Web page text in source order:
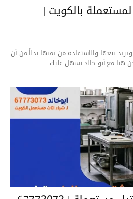
بالكويت |
بيعها والاستفادة من ثمنها بدلاً من أن